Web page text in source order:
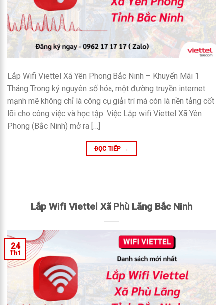
Lắp Wifi Viettel Xã Yên Phong Bắc Ninh – Khuyến Mãi 1
Tháng Trong kỷ nguyên số hóa, một đường truyền internet
mạnh mẽ không chỉ là công cụ giải trí mà còn là nền tảng cốt
lõi cho công việc và học tập. Việc Lắp wifi Viettel Xã Yên
Phong (Bắc Ninh) mở ra […]
ĐỌC TIẾP →
Lắp Wifi Viettel Xã Phù Lãng Bắc Ninh
24
Th1